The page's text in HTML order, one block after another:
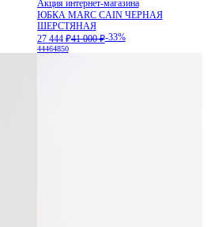
Акция интернет-магазина
ЮБКА MARC CAIN ЧЕРНАЯ
ШЕРСТЯНАЯ
27 444 ₽41 000 ₽-33%
44464850